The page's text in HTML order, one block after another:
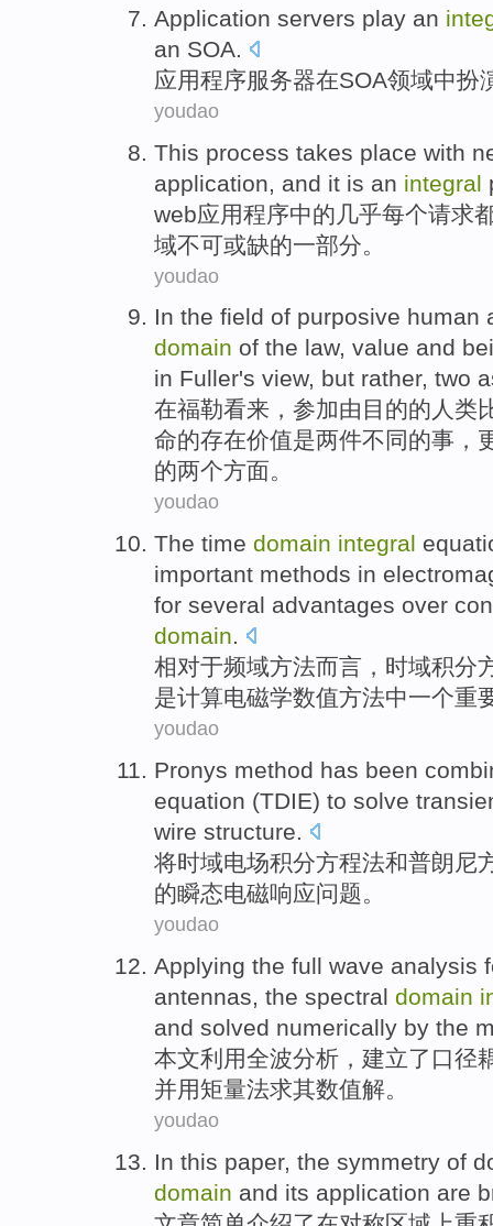
Application servers play an
an SOA.
应用程序服务器在SOA领域中扮
youdao
This process takes place with
application , and it is an integral
web应用程序中的 几乎每个请求
域不可或缺的一部分。
youdao
In the field of purposive human
domain of the law, value and
in Fuller's view, but rather, two
在福勒看来 ， 参加由目的的 人类
命的存在价值是两件不同的事 ，
的两个方面。
youdao
The time domain integral
important methods in
for several advantages over
domain.
相对于频域方法而言， 时域积分
是计算电磁学数值方法中一个重
youdao
Pronys method has been
equation (TDIE) to solve
wire structure.
将时域电场积分方程法和普朗 尼
的瞬态电磁响应问题。
youdao
Applying the full wave analysis
antennas, the spectral domain
and solved numerically by the
本文利用全波分析 ， 建立了 口径
并用矩量法求其数值解。
youdao
In this paper, the symmetry of
domain and its application are